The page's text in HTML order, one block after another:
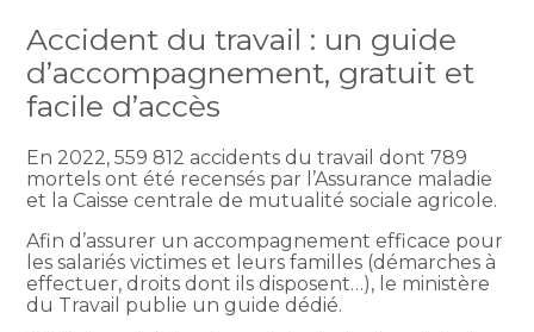
Accident du travail : un guide
d’accompagnement, gratuit et
facile d’accès
En 2022, 559 812 accidents du travail dont 789
mortels ont été recensés par l’Assurance maladie
et la Caisse centrale de mutualité sociale agricole.
Afin d’assurer un accompagnement efficace pour
les salariés victimes et leurs familles (démarches à
effectuer, droits dont ils disposent…), le ministère
du Travail publie un guide dédié.